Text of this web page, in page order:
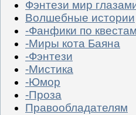
Фэнтези мир
Волшебные истории
-Фанфики по квестам
-Миры кота Баяна
-Фэнтези
-Мистика
-Юмор
-Проза
Правообладателям